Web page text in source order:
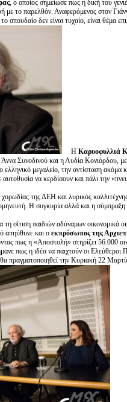
, ο οποίος σημείωσε πως η δική του
με το παρελθόν. Αναφερόμενος στον
σπουδαίο δεν είναι τυχαίο, είναι θέμα
Η Καρυοφυλλιά
Συνοδινού και η Λυδία Κονιόρδου,
ελληνικό μεγαλείο, την αντίσταση
να κερδίσουν και πάλι την
της ΔΕΗ και λυρικός
Η συγκυρία αλλά και η σύμπραξη
σίτιση παιδιών αδύναμων οικονομικά
απηύθυνε και ο εκπρόσωπος της
πως η «Αποστολή» στηρίζει 56.000
πως η ιδέα να παιχτούν οι Ελεύθεροι
πραγματοποιηθεί την Κυριακή 22